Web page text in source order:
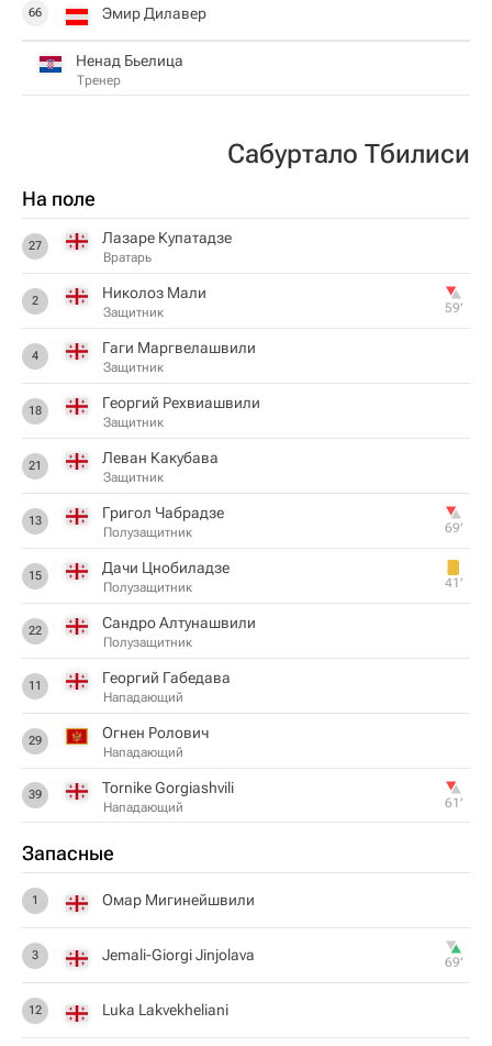
66 Эмир Дилавер
Ненад Бьелица
Тренер
Сабуртало Тбилиси
На поле
27 Лазаре Купатадзе
Вратарь
2 Николоз Мали
Защитник 59‎’‎
4 Гаги Маргвелашвили
Защитник
18 Георгий Рехвиашвили
Защитник
21 Леван Какубава
Защитник
13 Григол Чабрадзе
Полузащитник 69‎’‎
15 Дачи Цнобиладзе
Полузащитник 41‎’‎
22 Сандро Алтунашвили
Полузащитник
11 Георгий Габедава
Нападающий
29 Огнен Ролович
Нападающий
39 Tornike Gorgiashvili
Нападающий 61‎’‎
Запасные
1 Омар Мигинейшвили
3 Jemali-Giorgi Jinjolava 69‎’‎
12 Luka Lakvekheliani